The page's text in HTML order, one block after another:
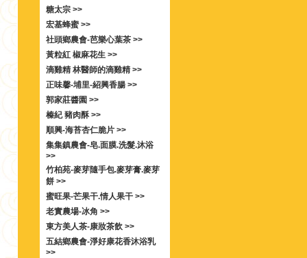
糖太宗 >>
宏基蜂蜜 >>
社頭鄉農會-芭樂心葉茶 >>
黃粒紅 椒麻花生 >>
滴雞精 林醫師的滴雞精 >>
正味馨-埔里-紹興香腸 >>
郭家莊醬園 >>
榛紀 豬肉酥 >>
順興-海苔杏仁脆片 >>
集集鎮農會-皂.面膜.洗髮.沐浴
>>
竹柏苑-麥芽隨手包.麥芽膏.麥芽
餅 >>
蜜旺果-芒果干.情人果干 >>
老實農場-冰角 >>
東方美人茶-康妝茶飲 >>
五結鄉農會-淨好康花香沐浴乳
>>